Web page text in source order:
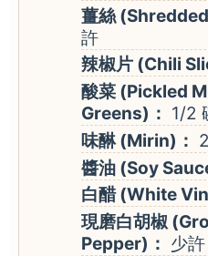
薑絲
許
辣椒片 (Chili
酸菜 (Pickled
Greens)： 1/2
味醂 (Mirin)：
醬油 (Soy
白醋 (White
現磨白胡椒
Pepper)： 少許